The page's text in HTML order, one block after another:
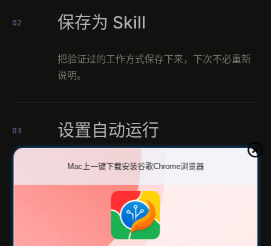
Mac上一键下载安装谷歌Chrome浏览器
02 保存为 Skill
把验证过的工作方式保存下来，下次不必重新
说明。
03 设置自动运行
选择每日、每周或固定间隔，让例行工作按计
划继续。